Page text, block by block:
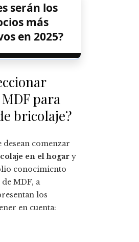
serán los
más
en 2025?
para
bricolaje?
desean comenzar
en el hogar y
conocimiento
MDF, a
los
en cuenta: